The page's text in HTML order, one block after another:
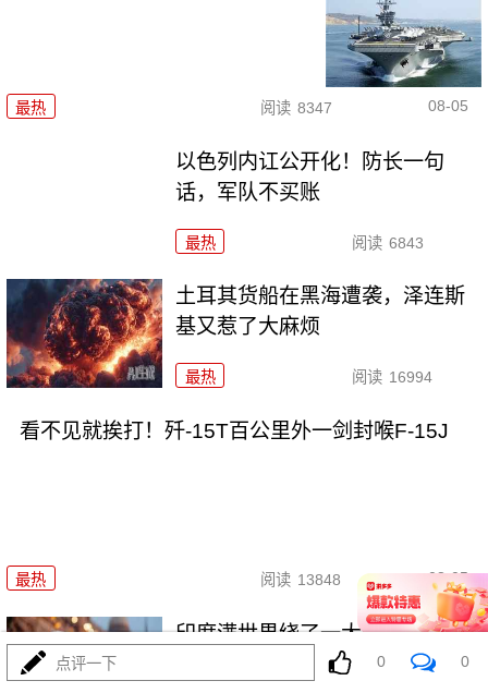
最热 阅读 8347 08-05
以色列内讧公开化！防长一句
话，军队不买账
最热 阅读 6843
土耳其货船在黑海遭袭，泽连斯
基又惹了大麻烦
最热 阅读 16994
看不见就挨打！歼-15T百公里外一剑封喉F-15J
最热 阅读 13848 08-05
印度满世界绕了一大圈，最后发
点评一下 0 0